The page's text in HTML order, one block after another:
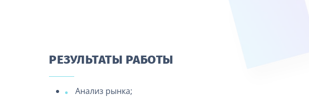
РЕЗУЛЬТАТЫ РАБОТЫ
Анализ рынка;